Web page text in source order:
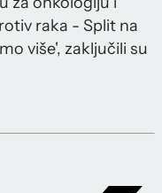
raka - Split na
više', zaključili su